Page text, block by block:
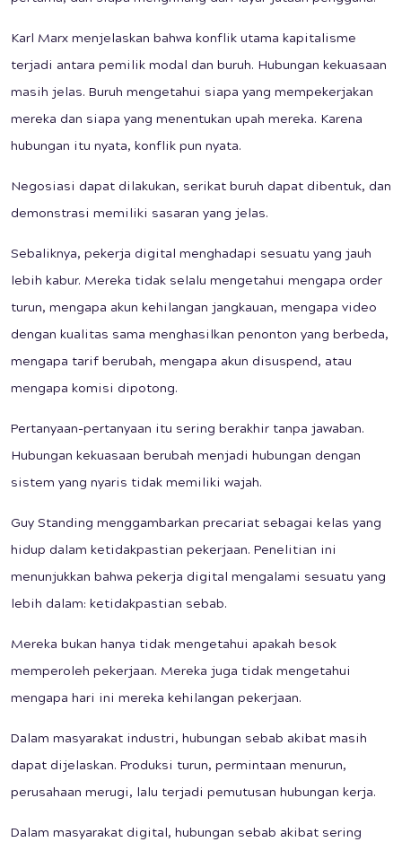
Karl Marx menjelaskan bahwa konflik utama kapitalisme
terjadi antara pemilik modal dan buruh. Hubungan kekuasaan
masih jelas. Buruh mengetahui siapa yang mempekerjakan
mereka dan siapa yang menentukan upah mereka. Karena
hubungan itu nyata, konflik pun nyata.
Negosiasi dapat dilakukan, serikat buruh dapat dibentuk, dan
demonstrasi memiliki sasaran yang jelas.
Sebaliknya, pekerja digital menghadapi sesuatu yang jauh
lebih kabur. Mereka tidak selalu mengetahui mengapa order
turun, mengapa akun kehilangan jangkauan, mengapa video
dengan kualitas sama menghasilkan penonton yang berbeda,
mengapa tarif berubah, mengapa akun disuspend, atau
mengapa komisi dipotong.
Pertanyaan-pertanyaan itu sering berakhir tanpa jawaban.
Hubungan kekuasaan berubah menjadi hubungan dengan
sistem yang nyaris tidak memiliki wajah.
Guy Standing menggambarkan precariat sebagai kelas yang
hidup dalam ketidakpastian pekerjaan. Penelitian ini
menunjukkan bahwa pekerja digital mengalami sesuatu yang
lebih dalam: ketidakpastian sebab.
Mereka bukan hanya tidak mengetahui apakah besok
memperoleh pekerjaan. Mereka juga tidak mengetahui
mengapa hari ini mereka kehilangan pekerjaan.
Dalam masyarakat industri, hubungan sebab akibat masih
dapat dijelaskan. Produksi turun, permintaan menurun,
perusahaan merugi, lalu terjadi pemutusan hubungan kerja.
Dalam masyarakat digital, hubungan sebab akibat sering